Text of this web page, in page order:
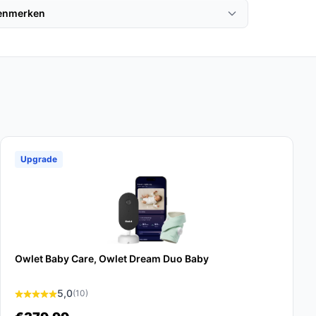
Upgrade
Owlet Baby Care, Owlet Dream Duo Baby
5,0(10)